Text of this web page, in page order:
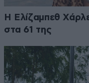
Η Ελίζαμπεθ
στα 61 της